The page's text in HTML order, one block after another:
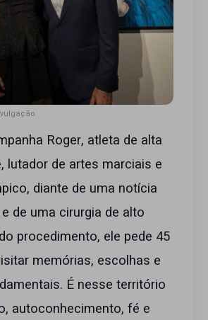
Roger, atleta de alta
lutador de artes marciais e
diante de uma notícia
de uma cirurgia de alto
procedimento, ele pede 45
memórias, escolhas e
É nesse território
autoconhecimento, fé e